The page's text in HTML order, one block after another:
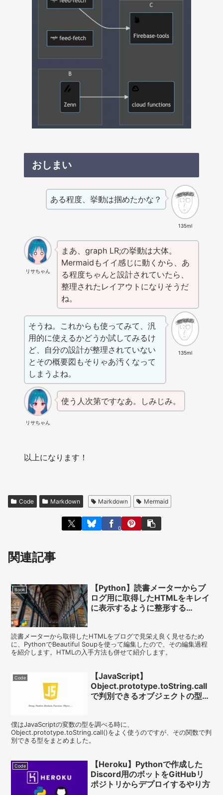
おしまい
135ml
ある程度、挙動は掴めたかな？
リサちゃん
まあ、graph LR;の挙動は大体。
Mermaidもイイ感じに動くから、あ
る程度ちゃんと設計されていたら、
整理されたレイアウトになりそうだ
ね。
135ml
そうね。これからも使ってみて、汎
用的に使えるかどうか試してみるけ
ど、自分の設計が整理されていない
とその概要図もそりゃあ汚くなって
しまうよね。
リサちゃん
使う人次第ですなあ。しみじみ。
以上になります！
Code Markdown Markdown Mermaid
0
関連記事
Book
【Python】読書メーターからブ
ログ用に取得したHTMLをキレイ
に表示するように整形する
読書メーターから取得したHTMLをブログで見栄え良く見せるため
に、PythonでBeautiful Soupを使って編集したので、その編集過程
を紹介します。HTMLの入手方法も併せて紹介します。
Code
【JavaScript】
Object.prototype.toString.call
で判別できるオブジェクトの型の
僕はJavaScriptの変数の型を調べる時に、
Object.prototype.toString.call()をよく使うのですが、その関数で判
別できる型をまとめました。
Code
【Heroku】Pythonで作成した
Discord用のボットをGitHubリ
ポジトリからデプロイするやり方